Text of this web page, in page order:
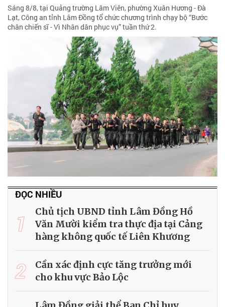
Sáng 8/8, tại Quảng trường Lâm Viên, phường Xuân Hương - Đà
Lạt, Công an tỉnh Lâm Đồng tổ chức chương trình chạy bộ “Bước
chân chiến sĩ - Vì Nhân dân phục vụ” tuần thứ 2.
ĐỌC NHIỀU
1
Chủ tịch UBND tỉnh Lâm Đồng Hồ
Văn Mười kiểm tra thực địa tại Cảng
hàng không quốc tế Liên Khương
2
Cần xác định cực tăng trưởng mới
cho khu vực Bảo Lộc